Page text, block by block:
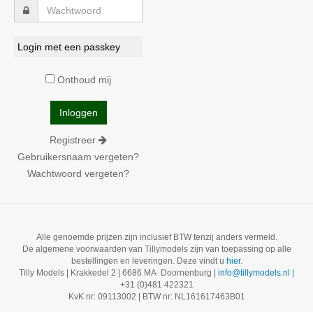
Login met een passkey
Onthoud mij
Registreer
Gebruikersnaam vergeten?
Wachtwoord vergeten?
Alle genoemde prijzen zijn inclusief BTW tenzij anders vermeld.
De algemene voorwaarden van Tillymodels zijn van toepassing op alle
bestellingen en leveringen. Deze vindt u hier.
Tilly Models | Krakkedel 2 | 6686 MA Doornenburg | info@tillymodels.nl |
+31 (0)481 422321
KvK nr: 09113002 | BTW nr: NL161617463B01